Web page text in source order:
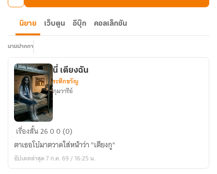
นิยาย เว็บตูน อีบุ๊ก คอลเล็กชัน
นามปากกา
นี่
ฉัน
นี่ เตียงฉัน
ระทึกขวัญ
ภุมวารีย์
เรื่องสั้น2600 (0)
ตาเธอโบ๋มาตวาดใส่หน้าว่า "เตียงกู"
อัปเดตล่าสุด 7 ก.ค. 69 / 16:25 น.